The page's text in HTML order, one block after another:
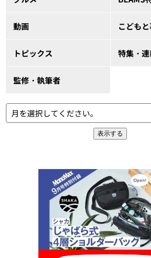
動画 こども
トピックス 特集・
監修・執筆者
表示する